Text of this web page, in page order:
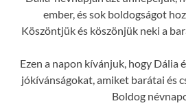
ember, és sok boldogságot
Köszöntjük és köszönjük neki a
Ezen a napon kívánjuk, hogy Dália
jókívánságokat, amiket barátai és
Boldog